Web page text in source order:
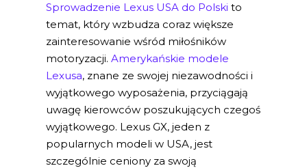
Sprowadzenie Lexus USA do Polski to
temat, który wzbudza coraz większe
zainteresowanie wśród miłośników
motoryzacji. Amerykańskie modele
Lexusa, znane ze swojej niezawodności i
wyjątkowego wyposażenia, przyciągają
uwagę kierowców poszukujących czegoś
wyjątkowego. Lexus GX, jeden z
popularnych modeli w USA, jest
szczególnie ceniony za swoją